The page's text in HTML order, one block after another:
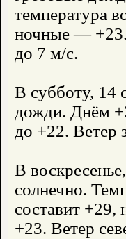
температура
ночные —
до 7 м/с.
В субботу, 14
дожди. Днём
до +22. Ветер
В
солнечно.
составит +29,
+23. Ветер